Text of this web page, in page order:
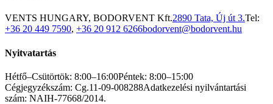
VENTS HUNGARY, BODORVENT Kft.2890 Tata, Új út 3.Tel:
+36 20 449 7590, +36 20 912 6266bodorvent@bodorvent.hu
Nyitvatartás
Hétfő–Csütörtök: 8:00–16:00Péntek: 8:00–15:00
Cégjegyzékszám: Cg.11-09-008288Adatkezelési nyilvántartási
szám: NAIH-77668/2014.